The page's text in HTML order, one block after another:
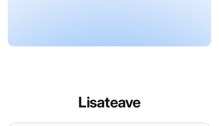
Lisateave